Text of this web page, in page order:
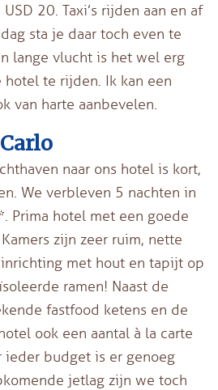
20. Taxi’s rijden aan en af
sta je daar toch even te
lange vlucht is het wel erg
te rijden. Ik kan een
van harte aanbevelen.
naar ons hotel is kort,
We verbleven 5 nachten in
Prima hotel met een goede
zijn zeer ruim, nette
inrichting met hout en tapijt op
ramen! Naast de
fastfood ketens en de
ook een aantal à la carte
ieder budget is er genoeg
jetlag zijn we toch